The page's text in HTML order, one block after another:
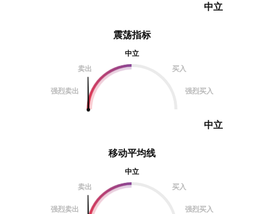
震荡指标
中立
卖出
买入
强烈卖出 强烈买入
中立
中立
移动平均线
中立
卖出
买入
强烈卖出 强烈买入